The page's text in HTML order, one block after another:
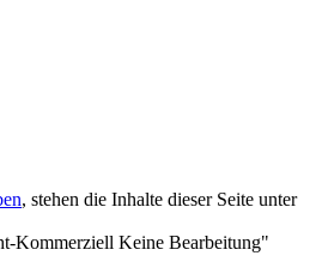
, stehen die Inhalte dieser Seite unter